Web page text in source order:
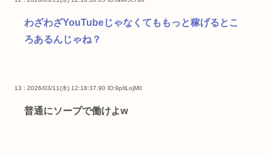
わざわざYouTubeじゃなくてももっと稼げるとこ
ろあるんじゃね？
13 : 2026/03/11(水) 12:18:37.90 ID:9pIlLojM0
普通にソープで働けよw